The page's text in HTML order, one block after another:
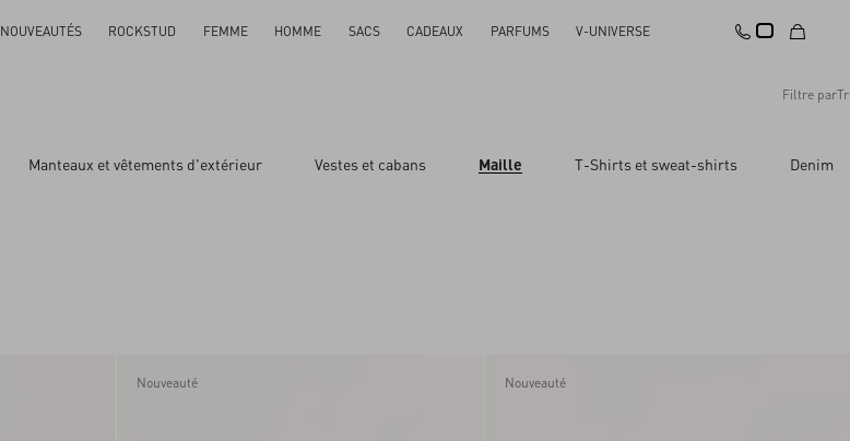
NOUVEAUTÉS ROCKSTUD FEMME HOMME SACS CADEAUX PARFUMS V-UNIVERSE
Filtre par
Tout réinitialiser Appliquer les modifications
Manteaux et vêtements d'extérieur Vestes et cabans Maille T-Shirts et sweat-shirts Denim
Nouveauté Nouveauté